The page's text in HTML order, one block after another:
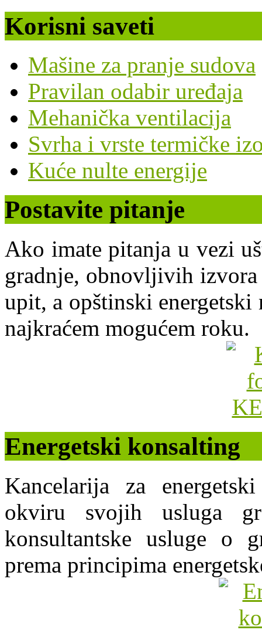
Korisni saveti
Mašine za pranje sudova
Pravilan odabir uređaja
Mehanička ventilacija
Svrha i vrste termičke
Kuće nulte energije
Postavite pitanje
Ako imate pitanja u vezi
gradnje, obnovljivih izvora
upit, a opštinski energetski
najkraćem mogućem roku.
Energetski konsalting
Kancelarija za
okviru svojih usluga
konsultantske usluge o
prema principima